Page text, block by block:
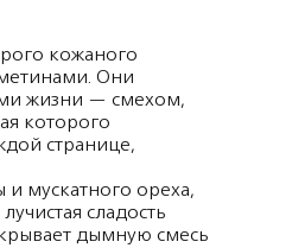
кожаного
Они
жизни — смехом,
которого
странице,
и мускатного ореха,
сладость
дымную смесь